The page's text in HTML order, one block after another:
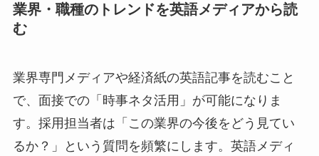
業界・職種のトレンドを英語メディアから読
む
業界専門メディアや経済紙の英語記事を読むこと
で、面接での「時事ネタ活用」が可能になりま
す。採用担当者は「この業界の今後をどう見てい
るか？」という質問を頻繁にします。英語メディ